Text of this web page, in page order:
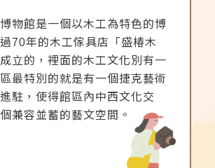
物館是一個以木工為特色的博
70年的木工傢具店「盛椿木
立的，裡面的木工文化別有一
最特別的就是有一個捷克藝術
駐，使得館區內中西文化交
兼容並蓄的藝文空間。